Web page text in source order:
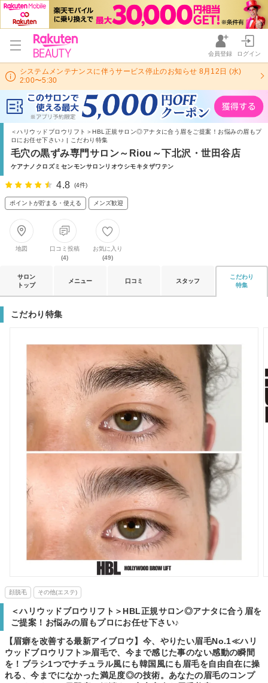
会員登録 ログイン
システムメンテナンスに伴うサービス停止のお知らせ 8月12日 (水)
2:00〜5:30
＜ハリウッドブロウリフト＞HBL正規サロン◎アナタに合う眉をご提案！お悩みの眉もプ
ロにお任せ下さい♪ | こだわり特集
毛穴の黒ずみ専門サロン～Riou～下北沢・世田谷店
ケアナノクロズミセンモンサロンリオウシモキタザワテン
4.8 (4件)
ポイントが貯まる・使える メンズ歓迎
地図
口コミ投稿
(4)
お気に入り
(49)
サロン
トップ
メニュー 口コミ スタッフ
こだわり
特集
こだわり特集
顔脱毛 その他(エステ)
＜ハリウッドブロウリフト＞HBL正規サロン◎アナタに合う眉を
ご提案！お悩みの眉もプロにお任せ下さい♪
【眉癖を改善する最新アイブロウ】今、やりたい眉毛No.1≪ハリ
ウッドブロウリフト≫眉毛で、今まで感じた事のない感動の瞬間
を！ブラシ1つでナチュラル風にも韓国風にも眉毛を自由自在に操
れる、今までになかった満足度◎の技術。あなたの眉毛のコンプ